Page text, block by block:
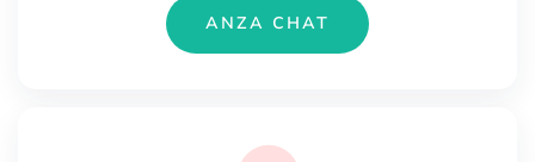
ANZA CHAT